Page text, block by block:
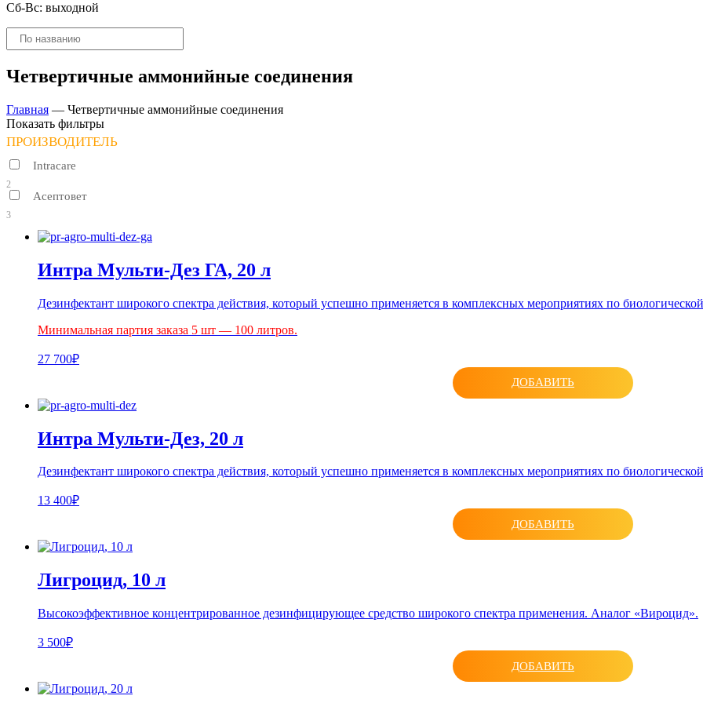
Сб-Вс: выходной
Поиск
товаров
Четвертичные аммонийные соединения
Главная — Четвертичные аммонийные соединения
Показать фильтры
ПРОИЗВОДИТЕЛЬ
Intracare
2
Асептовет
3
Интра Мульти-Дез ГА, 20 л
Дезинфектант широкого спектра действия, который успешно применяется в комплексных мероприятиях по
Минимальная партия заказа 5 шт — 100 литров.
27 700₽
ДОБАВИТЬ
Интра Мульти-Дез, 20 л
Дезинфектант широкого спектра действия, который успешно применяется в комплексных мероприятиях по
13 400₽
ДОБАВИТЬ
Лигроцид, 10 л
Высокоэффективное концентрированное дезинфицирующее средство широкого спектра применения. Аналог «Вироцид».
3 500₽
ДОБАВИТЬ